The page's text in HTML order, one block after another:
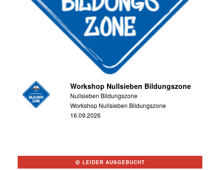
Workshop Nullsieben Bildungszone
Nullsieben Bildungszone
Workshop Nullsieben Bildungszone
16.09.2026
LEIDER AUSGEBUCHT